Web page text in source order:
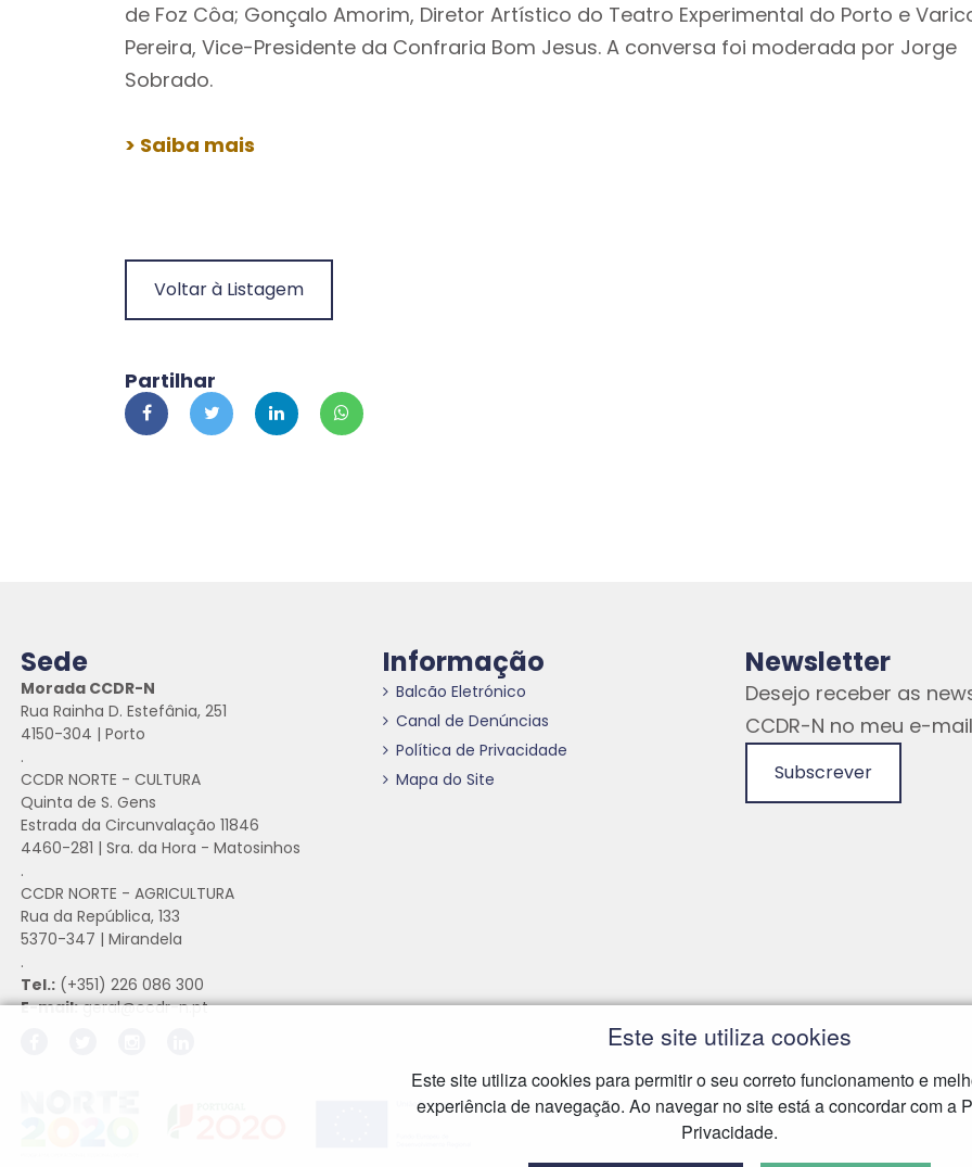
de Foz Côa; Gonçalo Amorim, Diretor Artístico do Teatro Experimental do Porto e
Pereira, Vice-Presidente da Confraria Bom Jesus. A conversa foi moderada por Jorge
Sobrado.
> Saiba mais
Voltar à Listagem
Partilhar
Sede
Morada CCDR-N
Rua Rainha D. Estefânia, 251
4150-304 | Porto
.
CCDR NORTE - CULTURA
Quinta de S. Gens
Estrada da Circunvalação 11846
4460-281 | Sra. da Hora - Matosinhos
.
CCDR NORTE - AGRICULTURA
Rua da República, 133
5370-347 | Mirandela
.
Tel.: (+351) 226 086 300
E-mail:geral@ccdr-n.pt
Informação
Balcão Eletrónico
Canal de Denúncias
Política de Privacidade
Mapa do Site
Newsletter
Desejo receber as
CCDR-N no meu e-
Subscrever
Hiperligação externa
Este site utiliza cookies
Este site utiliza cookies para permitir o seu correto funcionamento e
experiência de navegação. Ao navegar no site está a concordar com a
Privacidade.